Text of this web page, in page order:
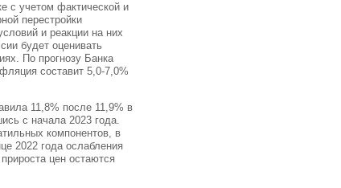
с учетом фактической и
перестройки
и реакции на них
будет оценивать
По прогнозу Банка
составит 5,0-7,0%
11,8% после 11,9% в
с начала 2023 года.
компонентов, в
2022 года ослабления
цен остаются